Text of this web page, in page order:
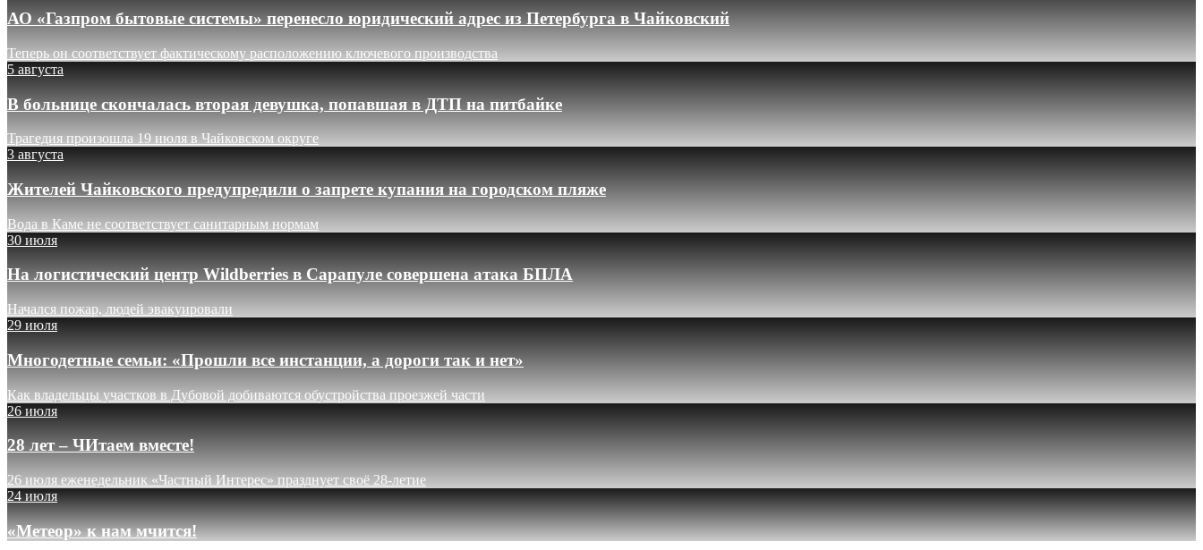
АО «Газпром бытовые системы» перенесло юридический адрес из Петербурга в Чайковский
Теперь он соответствует фактическому расположению ключевого производства
5 августа
В больнице скончалась вторая девушка, попавшая в ДТП на питбайке
Трагедия произошла 19 июля в Чайковском округе
3 августа
Жителей Чайковского предупредили о запрете купания на городском пляже
Вода в Каме не соответствует санитарным нормам
30 июля
На логистический центр Wildberries в Сарапуле совершена атака БПЛА
Начался пожар, людей эвакуировали
29 июля
Многодетные семьи: «Прошли все инстанции, а дороги так и нет»
Как владельцы участков в Дубовой добиваются обустройства проезжей части
26 июля
28 лет – ЧИтаем вместе!
26 июля еженедельник «Частный Интерес» празднует своё 28-летие
24 июля
«Метеор» к нам мчится!